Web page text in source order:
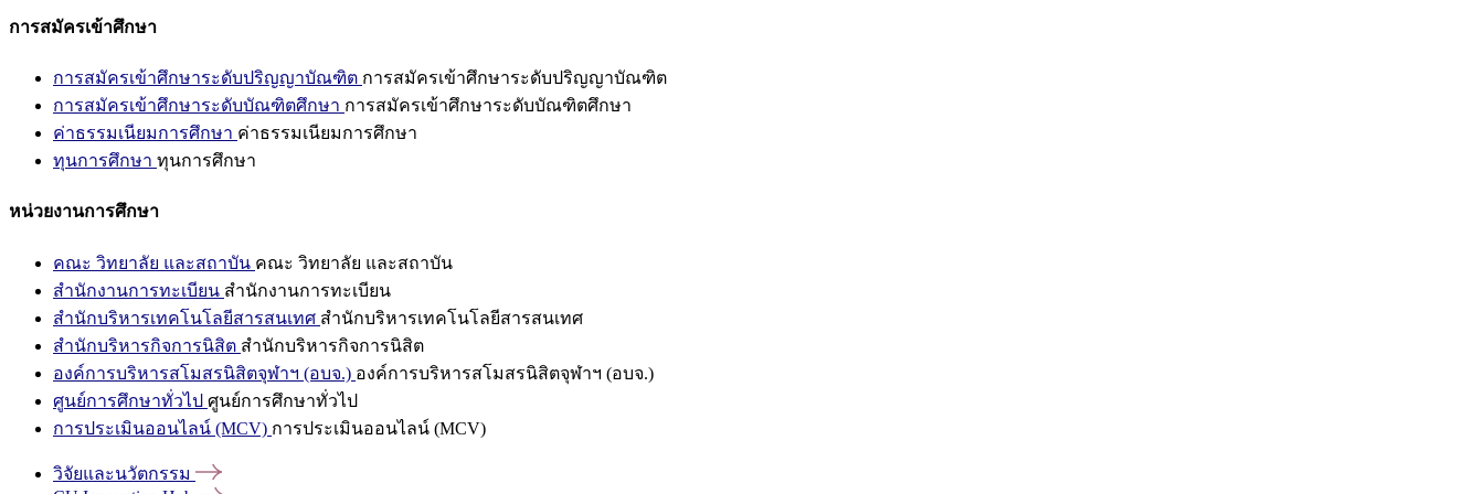
การสมัครเข้าศึกษา
การสมัครเข้าศึกษาระดับปริญญาบัณฑิต การสมัครเข้าศึกษาระดับปริญญาบัณฑิต
การสมัครเข้าศึกษาระดับบัณฑิตศึกษา การสมัครเข้าศึกษาระดับบัณฑิตศึกษา
ค่าธรรมเนียมการศึกษา ค่าธรรมเนียมการศึกษา
ทุนการศึกษา ทุนการศึกษา
หน่วยงานการศึกษา
คณะ วิทยาลัย และสถาบัน คณะ วิทยาลัย และสถาบัน
สำนักงานการทะเบียน สำนักงานการทะเบียน
สำนักบริหารเทคโนโลยีสารสนเทศ สำนักบริหารเทคโนโลยีสารสนเทศ
สำนักบริหารกิจการนิสิต สำนักบริหารกิจการนิสิต
องค์การบริหารสโมสรนิสิตจุฬาฯ (อบจ.) องค์การบริหารสโมสรนิสิตจุฬาฯ (อบจ.)
ศูนย์การศึกษาทั่วไป ศูนย์การศึกษาทั่วไป
การประเมินออนไลน์ (MCV) การประเมินออนไลน์ (MCV)
วิจัยและนวัตกรรม